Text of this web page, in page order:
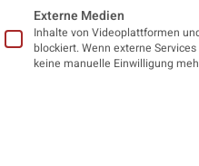
Externe Medien
Inhalte von Videoplattformen
blockiert. Wenn externe
keine manuelle Einwilligung